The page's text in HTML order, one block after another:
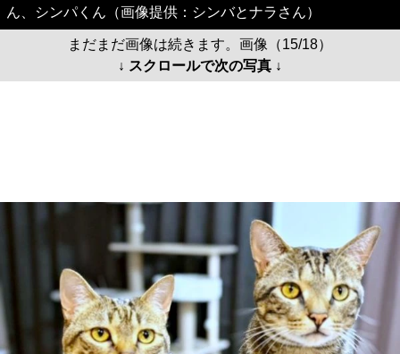
ん、シンパくん（画像提供：シンバとナラさん）
まだまだ画像は続きます。画像（15/18）
↓ スクロールで次の写真 ↓